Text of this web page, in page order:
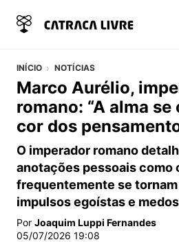
INÍCIO NOTÍCIAS
Marco Aurélio,
romano: “A alma
cor dos
O imperador romano
anotações pessoais como
frequentemente se
impulsos egoístas e
Por Joaquim Luppi Fernandes
05/07/2026 19:08